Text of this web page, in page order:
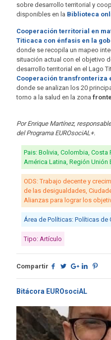
sobre desarrollo territorial y
disponibles en la Biblioteca
Cooperación territorial en
Titicaca con énfasis en la
donde se recopila un mapeo
situación actual con el objetivo
desarrollo territorial en el Lago
Cooperación transfronteriza
donde se analizan los 20
torno a la salud en la zona
Por Enrique Martínez,
del Programa EUROsociAL+.
Pais: Bolivia, Colombia, Costa
América Latina, Región Unión
ODS: Trabajo decente y
de las desigualdades,
Alianzas para lograr los
Área de Políticas: Políticas de
Tipo: Artículo
Compartir
Bitácora EUROsociAL